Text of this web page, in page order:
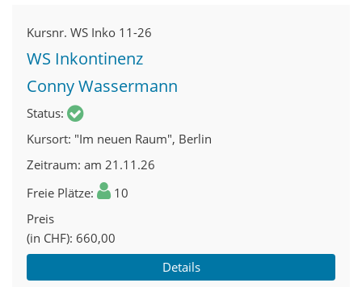
Kursnr. WS Inko 11-26
WS Inkontinenz
Conny Wassermann
Status
Kursort "Im neuen Raum", Berlin
Zeitraum am 21.11.26
Freie Plätze
10
Preis
(in CHF) 660,00
Details